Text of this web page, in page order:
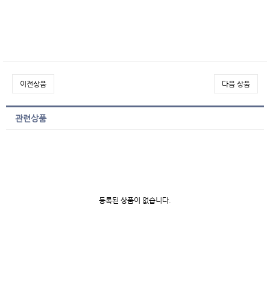
이전상품 다음 상품
관련상품
등록된 상품이 없습니다.